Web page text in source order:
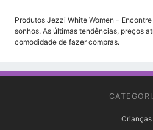
Produtos Jezzi White Women -
sonhos. As últimas tendências, preços
comodidade de fazer compras.
Crianças